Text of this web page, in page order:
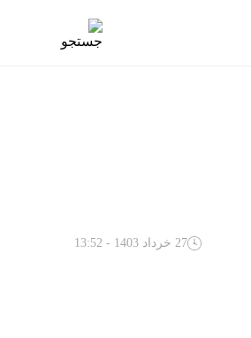
27 خرداد 1403 - 13:52